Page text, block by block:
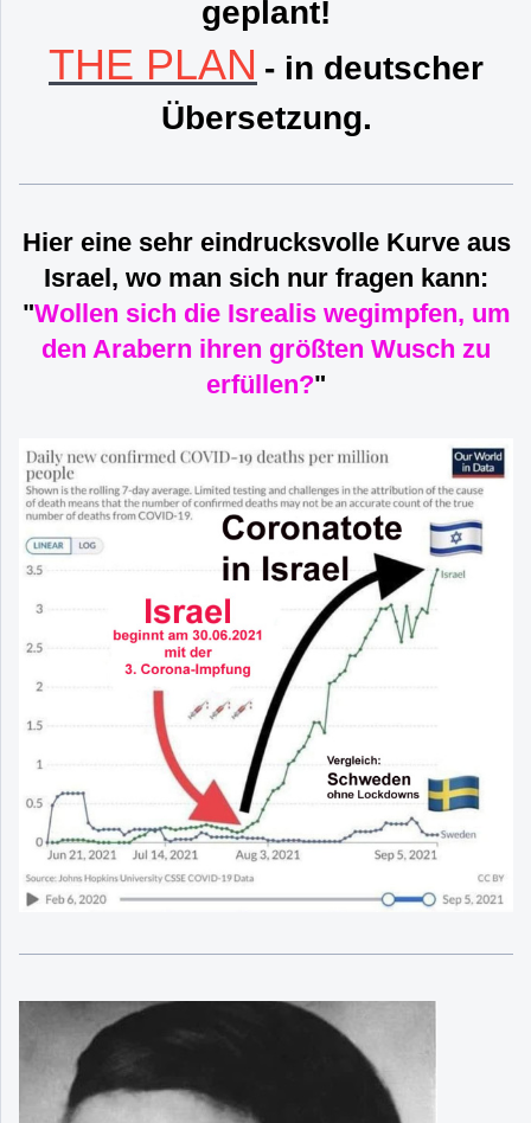
geplant!
THE PLAN - in deutscher
Übersetzung.
Hier eine sehr eindrucksvolle Kurve aus
Israel, wo man sich nur fragen kann:
"Wollen sich die Isrealis wegimpfen, um
den Arabern ihren größten Wusch zu
erfüllen?"